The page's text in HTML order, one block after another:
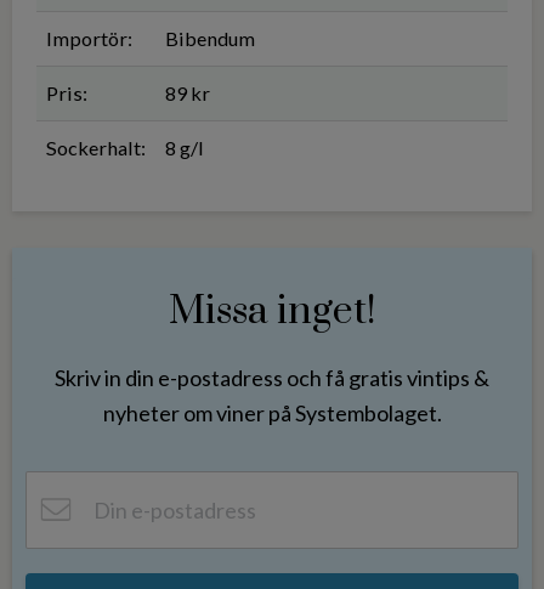
Importör: Bibendum
Pris: 89 kr
Sockerhalt: 8 g/l
Missa inget!
Skriv in din e-postadress och få gratis vintips &
nyheter om viner på Systembolaget.